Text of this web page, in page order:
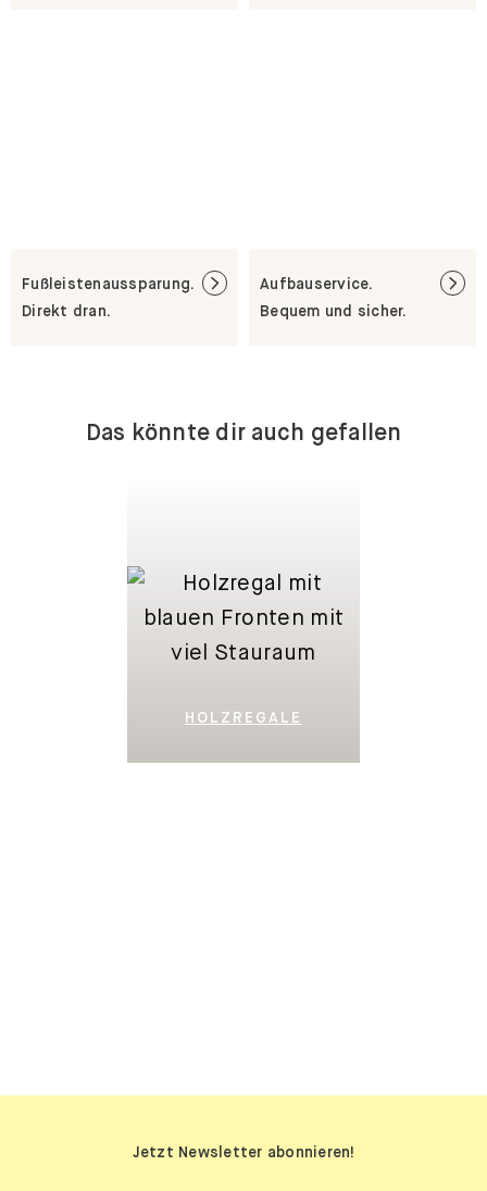
Fußleistenaussparung.
Direkt dran.
Aufbauservice.
Bequem und sicher.
Das könnte dir auch gefallen
HOLZREGALE
Jetzt Newsletter abonnieren!